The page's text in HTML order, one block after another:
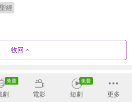
聖經
收回
反序
劇 電影 短劇 更多